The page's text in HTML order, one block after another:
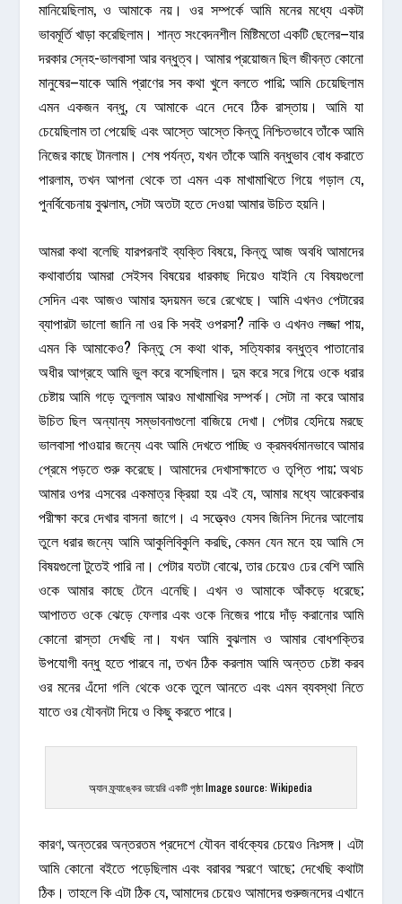
মানিয়েছিলাম, ও আমাকে নয়। ওর সম্পর্কে আমি মনের মধ্যে একটা
ভাবমূর্তি খাড়া করেছিলাম। শান্ত সংবেদনশীল মিষ্টিমতো একটি ছেলের–যার
দরকার স্নেহ-ভালবাসা আর বন্ধুত্ব। আমার প্রয়োজন ছিল জীবন্ত কোনো
মানুষের–যাকে আমি প্রাণের সব কথা খুলে বলতে পারি; আমি চেয়েছিলাম
এমন একজন বন্ধু, যে আমাকে এনে দেবে ঠিক রাস্তায়। আমি যা
চেয়েছিলাম তা পেয়েছি এবং আস্তে আস্তে কিন্তু নিশ্চিতভাবে তাঁকে আমি
নিজের কাছে টানলাম। শেষ পর্যন্ত, যখন তাঁকে আমি বন্ধুভাব বোধ করাতে
পারলাম, তখন আপনা থেকে তা এমন এক মাখামাখিতে গিয়ে গড়াল যে,
পুনর্বিবেচনায় বুঝলাম, সেটা অতটা হতে দেওয়া আমার উচিত হয়নি।
আমরা কথা বলেছি যারপরনাই ব্যক্তি বিষয়ে, কিন্তু আজ অবধি আমাদের
কথাবার্তায় আমরা সেইসব বিষয়ের ধারকাছ দিয়েও যাইনি যে বিষয়গুলো
সেদিন এবং আজও আমার হৃদয়মন ভরে রেখেছে। আমি এখনও পেটারের
ব্যাপারটা ভালো জানি না ওর কি সবই ওপরসা? নাকি ও এখনও লজ্জা পায়,
এমন কি আমাকেও? কিন্তু সে কথা থাক, সত্যিকার বন্ধুত্ব পাতানোর
অধীর আগ্রহে আমি ভুল করে বসেছিলাম। দুম করে সরে গিয়ে ওকে ধরার
চেষ্টায় আমি গড়ে তুললাম আরও মাখামাখির সম্পর্ক। সেটা না করে আমার
উচিত ছিল অন্যান্য সম্ভাবনাগুলো বাজিয়ে দেখা। পেটার হেদিয়ে মরছে
ভালবাসা পাওয়ার জন্যে এবং আমি দেখতে পাচ্ছি ও ক্রমবর্ধমানভাবে আমার
প্রেমে পড়তে শুরু করেছে। আমাদের দেখাসাক্ষাতে ও তৃপ্তি পায়; অথচ
আমার ওপর এসবের একমাত্র ক্রিয়া হয় এই যে, আমার মধ্যে আরেকবার
পরীক্ষা করে দেখার বাসনা জাগে। এ সত্ত্বেও যেসব জিনিস দিনের আলোয়
তুলে ধরার জন্যে আমি আকুলিবিকুলি করছি, কেমন যেন মনে হয় আমি সে
বিষয়গুলো টুতেই পারি না। পেটার যতটা বোঝে, তার চেয়েও ঢের বেশি আমি
ওকে আমার কাছে টেনে এনেছি। এখন ও আমাকে আঁকড়ে ধরেছে;
আপাতত ওকে ঝেড়ে ফেলার এবং ওকে নিজের পায়ে দাঁড় করানোর আমি
কোনো রাস্তা দেখছি না। যখন আমি বুঝলাম ও আমার বোধশক্তির
উপযোগী বন্ধু হতে পারবে না, তখন ঠিক করলাম আমি অন্তত চেষ্টা করব
ওর মনের এঁদো গলি থেকে ওকে তুলে আনতে এবং এমন ব্যবস্থা নিতে
যাতে ওর যৌবনটা দিয়ে ও কিছু করতে পারে।
অ্যান ফ্র্যাঙ্কের ডায়েরি একটি পৃষ্ঠা Image source: Wikipedia
কারণ, অন্তরের অন্তরতম প্রদেশে যৌবন বার্ধক্যের চেয়েও নিঃসঙ্গ। এটা
আমি কোনো বইতে পড়েছিলাম এবং বরাবর স্মরণে আছে; দেখেছি কথাটা
ঠিক। তাহলে কি এটা ঠিক যে, আমাদের চেয়েও আমাদের গুরুজনদের এখানে